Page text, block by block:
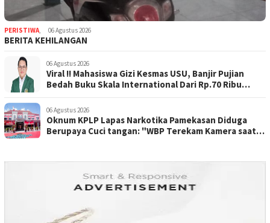
PERISTIWA 06 Agustus 2026
BERITA KEHILANGAN
06 Agustus 2026
Viral !! Mahasiswa Gizi Kesmas USU, Banjir Pujian
Bedah Buku Skala International Dari Rp.70 Ribu
06 Agustus 2026
Oknum KPLP Lapas Narkotika Pamekasan Diduga
Berupaya Cuci tangan: "WBP Terekam Kamera saat